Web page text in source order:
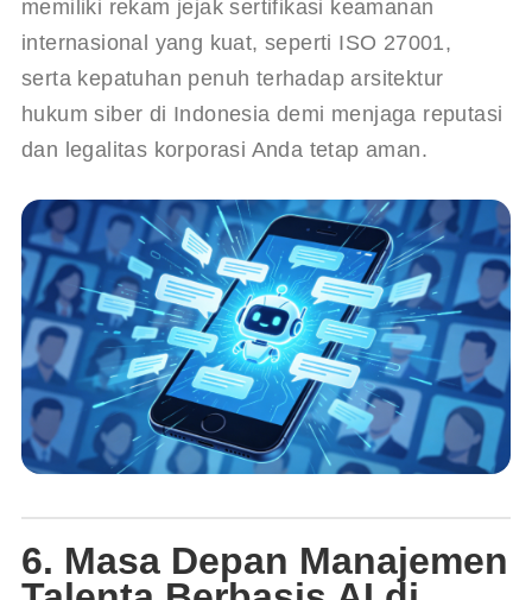
memiliki rekam jejak sertifikasi keamanan
internasional yang kuat, seperti ISO 27001,
serta kepatuhan penuh terhadap arsitektur
hukum siber di Indonesia demi menjaga reputasi
dan legalitas korporasi Anda tetap aman.
6. Masa Depan Manajemen